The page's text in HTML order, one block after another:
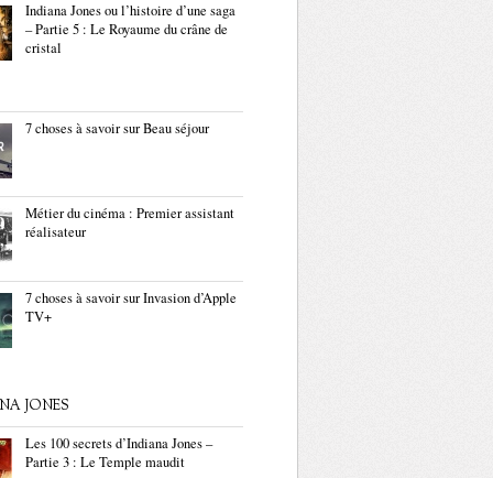
Indiana Jones ou l’histoire d’une saga
– Partie 5 : Le Royaume du crâne de
cristal
7 choses à savoir sur Beau séjour
Métier du cinéma : Premier assistant
réalisateur
7 choses à savoir sur Invasion d’Apple
TV+
JONES
Les 100 secrets d’Indiana Jones –
Partie 3 : Le Temple maudit